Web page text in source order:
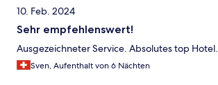
10. Feb. 2024
Sehr empfehlenswert!
Ausgezeichneter Service. Absolutes top Hotel.
Sven, Aufenthalt von 6 Nächten